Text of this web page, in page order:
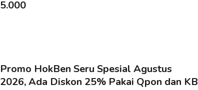
5.000
Promo HokBen Seru Spesial Agustus
2026, Ada Diskon 25% Pakai Qpon dan KB